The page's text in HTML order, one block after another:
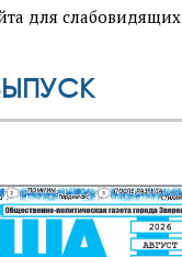
для слабовидящих